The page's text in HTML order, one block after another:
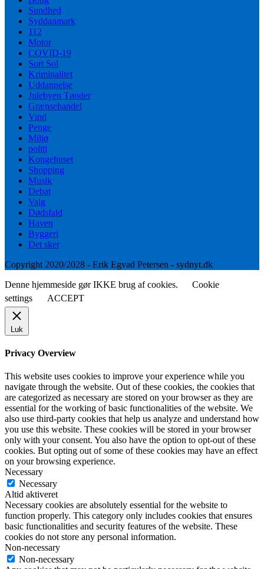
Sundhed
Syddanmark
112
Motor
COVID-19
Sort Sol
Kriminalitet
Uddannelse
Julebyen Tønder
Grænsehandel
Vind
Penge
Miljø
politi
Kongehuset
Shopping
Musik
Debat
Valg
Dødsfald
Haven
Byggeri
Det sker
Copyright 2020/2028 - Erik Egvad Petersen - sydnyt.dk
Denne hjemmeside gør IKKE brug af cookies.
Cookie
settings
ACCEPT
Luk
Privacy Overview
This website uses cookies to improve your experience while you
navigate through the website. Out of these cookies, the cookies that
are categorized as necessary are stored on your browser as they are
essential for the working of basic functionalities of the website. We
also use third-party cookies that help us analyze and understand how
you use this website. These cookies will be stored in your browser
only with your consent. You also have the option to opt-out of these
cookies. But opting out of some of these cookies may have an effect
on your browsing experience.
Necessary
Necessary
Altid aktiveret
Necessary cookies are absolutely essential for the website to
function properly. This category only includes cookies that ensures
basic functionalities and security features of the website. These
cookies do not store any personal information.
Non-necessary
Non-necessary